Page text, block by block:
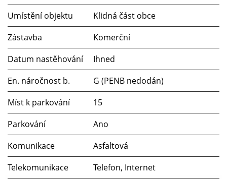
Umístění objektu
Klidná část obce
Zástavba
Komerční
Datum nastěhování
Ihned
En. náročnost b.
G (PENB nedodán)
Míst k parkování
15
Parkování
Ano
Komunikace
Asfaltová
Telekomunikace
Telefon, Internet